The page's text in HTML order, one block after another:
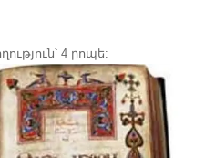
4 րոպե: